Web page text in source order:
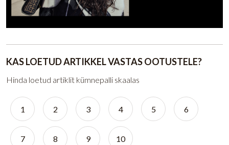
KAS LOETUD ARTIKKEL VASTAS OOTUSTELE?
Hinda loetud artiklit kümnepalli skaalas
1 2 3 4 5 6
7 8 9 10